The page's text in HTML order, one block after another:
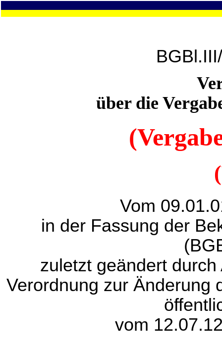
über die
Vom
in der Fassung der
zuletzt geändert
Verordnung zur Änderung
vom